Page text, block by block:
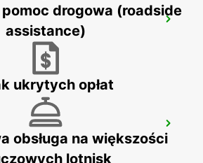
- GERMANY
drogowa (roadside
assistance)
ukrytych opłat
obsługa na większości
lotnisk